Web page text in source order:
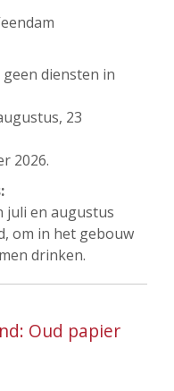
diensten in
23
2026.
juli en augustus
om in het gebouw
drinken.
Oud papier